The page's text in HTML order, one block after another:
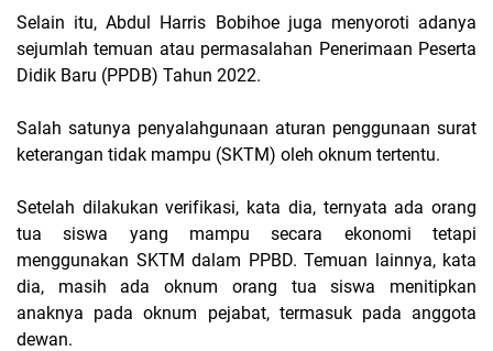
Selain itu, Abdul Harris Bobihoe juga menyoroti adanya
sejumlah temuan atau permasalahan Penerimaan Peserta
Didik Baru (PPDB) Tahun 2022.
Salah satunya penyalahgunaan aturan penggunaan surat
keterangan tidak mampu (SKTM) oleh oknum tertentu.
Setelah dilakukan verifikasi, kata dia, ternyata ada orang
tua siswa yang mampu secara ekonomi tetapi
menggunakan SKTM dalam PPBD. Temuan lainnya, kata
dia, masih ada oknum orang tua siswa menitipkan
anaknya pada oknum pejabat, termasuk pada anggota
dewan.